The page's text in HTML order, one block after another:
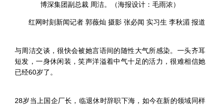
博深集团副总裁 周洁。（海报设计：毛雨浓）
红网时刻新闻记者 郭薇灿 摄影 张必闻 实习生 李秋湄 报道
与周洁交谈，很快会被她言语间的随性大气所感染。一头齐耳
短发，一身休闲装，笑声洋溢着中气十足的活力，很难相信她
已经60岁了。
28岁当上国企厂长，临退休时辞职下海，如今在新的领域同样